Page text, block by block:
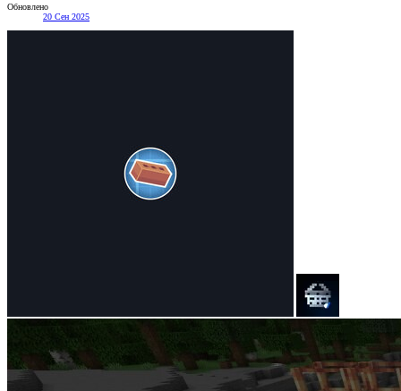
Обновлено
20 Сен 2025